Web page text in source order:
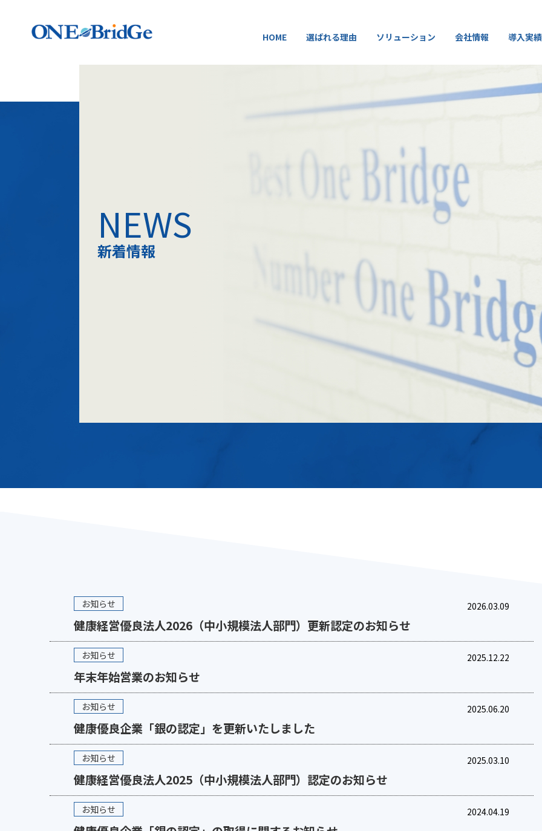
HOME 選ばれる理由 ソリューション 会社情報 導入実績
NEWS
新着情報
お知らせ 2026.03.09
健康経営優良法人2026（中小規模法人部門）更新認定のお知らせ
お知らせ 2025.12.22
年末年始営業のお知らせ
お知らせ 2025.06.20
健康優良企業「銀の認定」を更新いたしました
お知らせ 2025.03.10
健康経営優良法人2025（中小規模法人部門）認定のお知らせ
お知らせ 2024.04.19